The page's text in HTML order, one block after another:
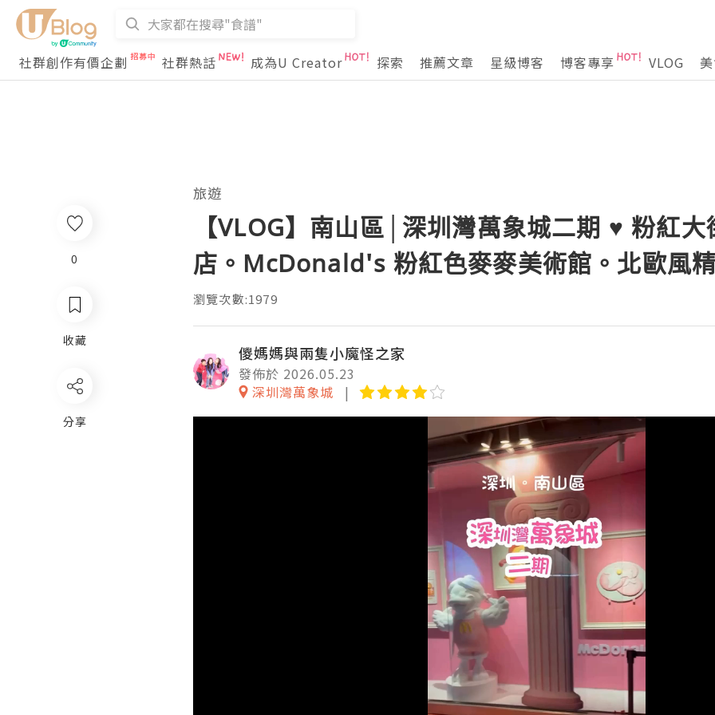
社群創作有價企劃 社群熱話 成為U Creator 探索 推薦文章 星級博客 博客專享 VLOG
旅遊
【VLOG】南山區│深圳灣萬象城二期 ♥ 粉紅
店。McDonald's 粉紅色麥麥美術館。北歐風
瀏覽次數:1979
儍媽媽與兩隻小魔怪之家
發佈於 2026.05.23
深圳灣萬象城
0
收藏
分享